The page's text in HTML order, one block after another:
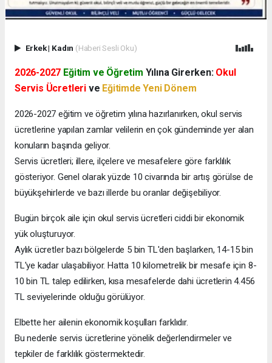
Erkek| Kadın (Haberi Sesli Oku)
2026-2027 Eğitim ve Öğretim Yılına Girerken: Okul
Servis Ücretleri ve Eğitimde Yeni Dönem
2026-2027 eğitim ve öğretim yılına hazırlanırken, okul servis
ücretlerine yapılan zamlar velilerin en çok gündeminde yer alan
konuların başında geliyor.
Servis ücretleri; illere, ilçelere ve mesafelere göre farklılık
gösteriyor. Genel olarak yüzde 10 civarında bir artış görülse de
büyükşehirlerde ve bazı illerde bu oranlar değişebiliyor.
Bugün birçok aile için okul servis ücretleri ciddi bir ekonomik
yük oluşturuyor.
Aylık ücretler bazı bölgelerde 5 bin TL'den başlarken, 14-15 bin
TL'ye kadar ulaşabiliyor. Hatta 10 kilometrelik bir mesafe için 8-
10 bin TL talep edilirken, kısa mesafelerde dahi ücretlerin 4.456
TL seviyelerinde olduğu görülüyor.
Elbette her ailenin ekonomik koşulları farklıdır.
Bu nedenle servis ücretlerine yönelik değerlendirmeler ve
tepkiler de farklılık göstermektedir.